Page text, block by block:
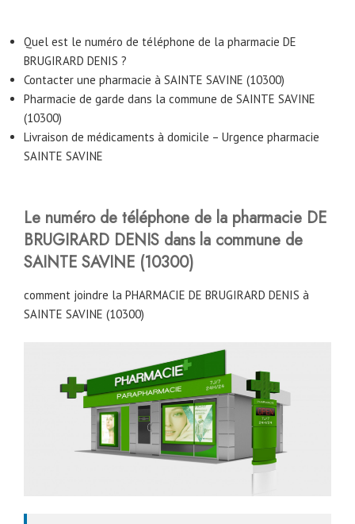
Quel est le numéro de téléphone de la pharmacie DE
BRUGIRARD DENIS ?
Contacter une pharmacie à SAINTE SAVINE (10300)
Pharmacie de garde dans la commune de SAINTE SAVINE
(10300)
Livraison de médicaments à domicile – Urgence pharmacie
SAINTE SAVINE
Le numéro de téléphone de la pharmacie DE
BRUGIRARD DENIS dans la commune de
SAINTE SAVINE (10300)
comment joindre la PHARMACIE DE BRUGIRARD DENIS à
SAINTE SAVINE (10300)